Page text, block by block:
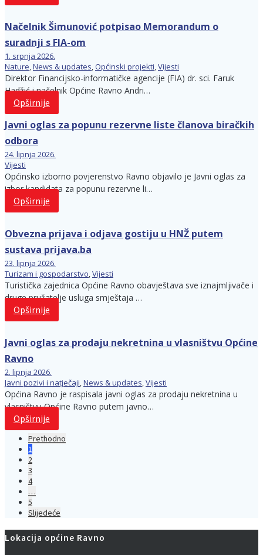
Načelnik Šimunović potpisao Memorandum o
suradnji s FIA-om
1. srpnja 2026.
Nature,News & updates, Općinski projekti,Vijesti
Direktor Financijsko-informatičke agencije (FIA) dr. sci. Faruk
Hadžić i načelnik Općine Ravno Andri…
Opširnije
Javni oglas za popunu rezervne liste članova biračkih
odbora
24. lipnja 2026.
Vijesti
Općinsko izborno povjerenstvo Ravno objavilo je Javni oglas za
izbor kandidata za popunu rezervne li…
Opširnije
Obvezna prijava i odjava gostiju u HNŽ putem
sustava prijava.ba
23. lipnja 2026.
Turizam i gospodarstvo,Vijesti
Turistička zajednica Općine Ravno obavještava sve iznajmljivače i
druge pružatelje usluga smještaja …
Opširnije
Javni oglas za prodaju nekretnina u vlasništvu Općine
Ravno
2. lipnja 2026.
Javni pozivi i natječaji,News & updates,Vijesti
Općina Ravno je raspisala javni oglas za prodaju nekretnina u
vlasništvu Općine Ravno putem javno…
Opširnije
Prethodno
1
2
3
4
…
5
Slijedeće
Lokacija općine Ravno